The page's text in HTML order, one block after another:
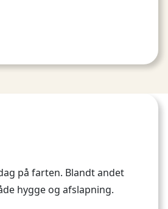
på farten. Blandt andet
hygge og afslapning.